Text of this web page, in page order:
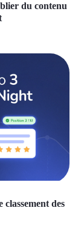
du contenu
des